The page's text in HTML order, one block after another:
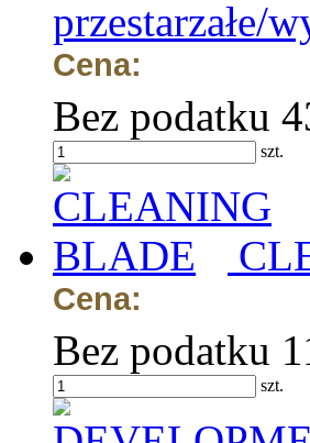
przestarzałe/
Cena:
Bez podatku
szt.
Cena:
Bez podatku
szt.